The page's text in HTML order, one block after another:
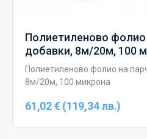
Полиетиленово фолио
добавки, 8м/20м, 100
Полиетиленово фолио на
8м/20м, 100 микрона
61,02 € (119,34 лв.)